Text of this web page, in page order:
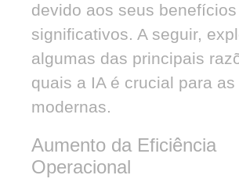
devido aos seus benefícios
significativos. A seguir,
algumas das principais
quais a IA é crucial para
modernas.
Aumento da Eficiência
Operacional